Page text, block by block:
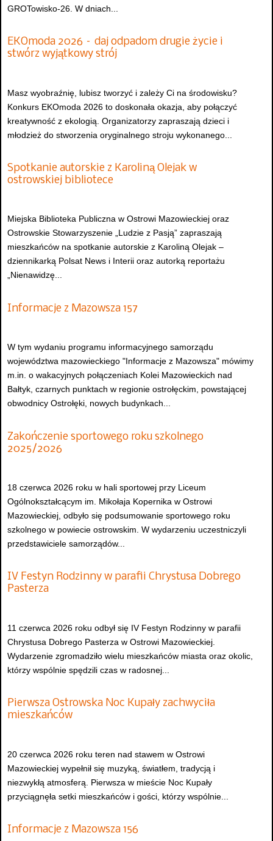
GROTowisko-26. W dniach...
EKOmoda 2026 – daj odpadom drugie życie i
stwórz wyjątkowy strój
Masz wyobraźnię, lubisz tworzyć i zależy Ci na środowisku?
Konkurs EKOmoda 2026 to doskonała okazja, aby połączyć
kreatywność z ekologią. Organizatorzy zapraszają dzieci i
młodzież do stworzenia oryginalnego stroju wykonanego...
Spotkanie autorskie z Karoliną Olejak w
ostrowskiej bibliotece
Miejska Biblioteka Publiczna w Ostrowi Mazowieckiej oraz
Ostrowskie Stowarzyszenie „Ludzie z Pasją” zapraszają
mieszkańców na spotkanie autorskie z Karoliną Olejak –
dziennikarką Polsat News i Interii oraz autorką reportażu
„Nienawidzę...
Informacje z Mazowsza 157
W tym wydaniu programu informacyjnego samorządu
województwa mazowieckiego "Informacje z Mazowsza" mówimy
m.in. o wakacyjnych połączeniach Kolei Mazowieckich nad
Bałtyk, czarnych punktach w regionie ostrołęckim, powstającej
obwodnicy Ostrołęki, nowych budynkach...
Zakończenie sportowego roku szkolnego
2025/2026
18 czerwca 2026 roku w hali sportowej przy Liceum
Ogólnokształcącym im. Mikołaja Kopernika w Ostrowi
Mazowieckiej, odbyło się podsumowanie sportowego roku
szkolnego w powiecie ostrowskim. W wydarzeniu uczestniczyli
przedstawiciele samorządów...
IV Festyn Rodzinny w parafii Chrystusa Dobrego
Pasterza
11 czerwca 2026 roku odbył się IV Festyn Rodzinny w parafii
Chrystusa Dobrego Pasterza w Ostrowi Mazowieckiej.
Wydarzenie zgromadziło wielu mieszkańców miasta oraz okolic,
którzy wspólnie spędzili czas w radosnej...
Pierwsza Ostrowska Noc Kupały zachwyciła
mieszkańców
20 czerwca 2026 roku teren nad stawem w Ostrowi
Mazowieckiej wypełnił się muzyką, światłem, tradycją i
niezwykłą atmosferą. Pierwsza w mieście Noc Kupały
przyciągnęła setki mieszkańców i gości, którzy wspólnie...
Informacje z Mazowsza 156